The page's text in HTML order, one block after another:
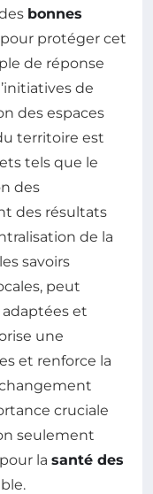
bonnes
pour protéger cet
de réponse
de
des espaces
territoire est
tels que le
des
des résultats
de la
savoirs
peut
et
une
et renforce la
cruciale
seulement
la santé des